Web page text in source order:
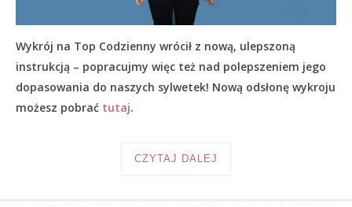
Wykrój na Top Codzienny wrócił z nową, ulepszoną
instrukcją – popracujmy więc też nad polepszeniem jego
dopasowania do naszych sylwetek! Nową odsłonę wykroju
możesz pobrać tutaj.
CZYTAJ DALEJ